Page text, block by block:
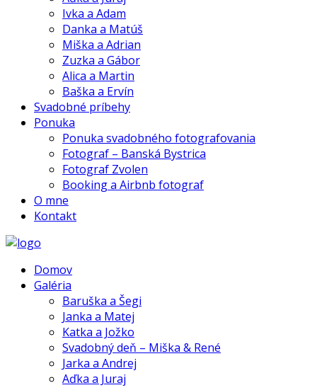
Ivka a Adam
Danka a Matúš
Miška a Adrian
Zuzka a Gábor
Alica a Martin
Baška a Ervín
Svadobné príbehy
Ponuka
Ponuka svadobného fotografovania
Fotograf – Banská Bystrica
Fotograf Zvolen
Booking a Airbnb fotograf
O mne
Kontakt
Domov
Galéria
Baruška a Šegi
Janka a Matej
Katka a Jožko
Svadobný deň – Miška & René
Jarka a Andrej
Aďka a Juraj